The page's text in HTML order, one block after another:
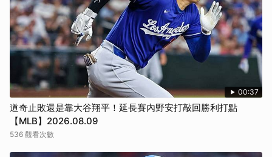
00:37
道奇止敗還是靠大谷翔平！延長賽內野安打敲回勝利打點
【MLB】2026.08.09
536 觀看次數